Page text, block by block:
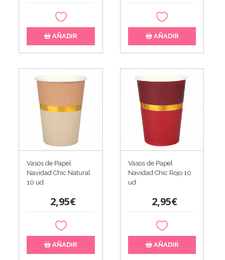
AÑADIR AÑADIR
Vasos de Papel
Navidad Chic Natural
10 ud
2,95€
AÑADIR
Vasos de Papel
Navidad Chic Rojo 10
ud
2,95€
AÑADIR